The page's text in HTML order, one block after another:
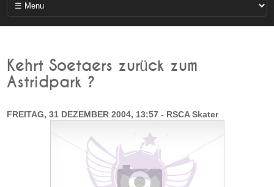
Kehrt Soetaers zurück zum
Astridpark ?
FREITAG, 31 DEZEMBER 2004, 13:57 - RSCA Skater